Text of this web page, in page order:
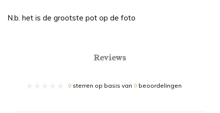
N.b. het is de grootste pot op de foto
Reviews
0 sterren op basis van 0 beoordelingen